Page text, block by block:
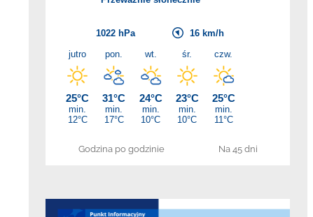
Godzina po godzinie Na 45 dni